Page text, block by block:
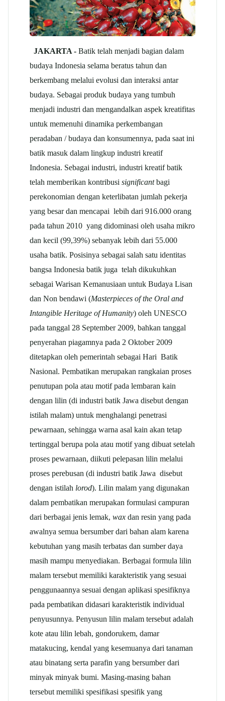
JAKARTA - Batik telah menjadi bagian dalam
budaya Indonesia selama beratus tahun dan
berkembang melalui evolusi dan interaksi antar
budaya. Sebagai produk budaya yang tumbuh
menjadi industri dan mengandalkan aspek kreatifitas
untuk memenuhi dinamika perkembangan
peradaban / budaya dan konsumennya, pada saat ini
batik masuk dalam lingkup industri kreatif
Indonesia. Sebagai industri, industri kreatif batik
telah memberikan kontribusi significantbagi
perekonomian dengan keterlibatan jumlah pekerja
yang besar dan mencapai lebih dari 916.000 orang
pada tahun 2010 yang didominasi oleh usaha mikro
dan kecil (99,39%) sebanyak lebih dari 55.000
usaha batik. Posisinya sebagai salah satu identitas
bangsa Indonesia batik juga telah dikukuhkan
sebagai Warisan Kemanusiaan untuk Budaya Lisan
dan Non bendawi (Masterpieces of the Oral and
Intangible Heritage of Humanity) oleh UNESCO
pada tanggal 28 September 2009, bahkan tanggal
penyerahan piagamnya pada 2 Oktober 2009
ditetapkan oleh pemerintah sebagai Hari Batik
Nasional. Pembatikan merupakan rangkaian proses
penutupan pola atau motif pada lembaran kain
dengan lilin (di industri batik Jawa disebut dengan
istilah malam) untuk menghalangi penetrasi
pewarnaan, sehingga warna asal kain akan tetap
tertinggal berupa pola atau motif yang dibuat setelah
proses pewarnaan, diikuti pelepasan lilin melalui
proses perebusan (di industri batik Jawa disebut
dengan istilah lorod). Lilin malam yang digunakan
dalam pembatikan merupakan formulasi campuran
dari berbagai jenis lemak, wax dan resin yang pada
awalnya semua bersumber dari bahan alam karena
kebutuhan yang masih terbatas dan sumber daya
masih mampu menyediakan. Berbagai formula lilin
malam tersebut memiliki karakteristik yang sesuai
penggunaannya sesuai dengan aplikasi spesifiknya
pada pembatikan didasari karakteristik individual
penyusunnya. Penyusun lilin malam tersebut adalah
kote atau lilin lebah, gondorukem, damar
matakucing, kendal yang kesemuanya dari tanaman
atau binatang serta parafin yang bersumber dari
minyak minyak bumi. Masing-masing bahan
tersebut memiliki spesifikasi spesifik yang